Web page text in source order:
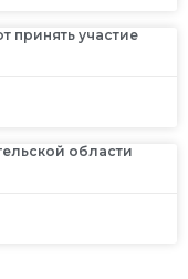
принять участие
области